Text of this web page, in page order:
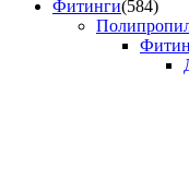
Фитинги(584)